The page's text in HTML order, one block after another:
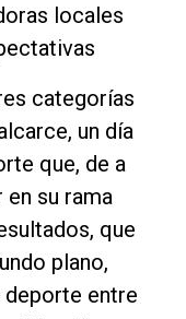
locales
categorías
un día
que, de a
su rama
que
plano,
entre